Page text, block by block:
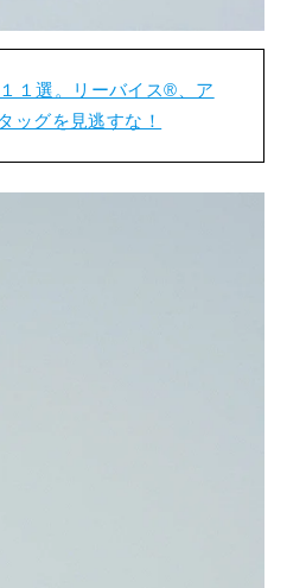
１選。リーバイス®️、ア
ッグを見逃すな！